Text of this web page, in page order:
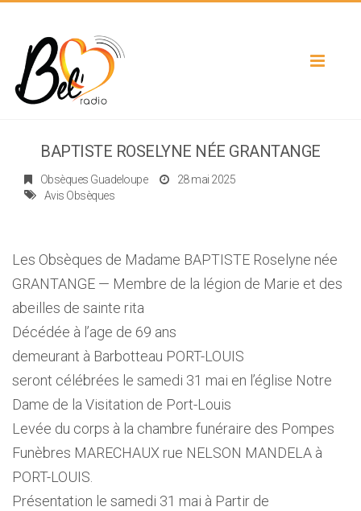
Toggle
BAPTISTE ROSELYNE NÉE GRANTANGE
Obsèques Guadeloupe
28 mai 2025
Avis Obsèques
Les Obsèques de Madame BAPTISTE Roselyne née
GRANTANGE — Membre de la légion de Marie et des
abeilles de sainte rita
Décédée à l’age de 69 ans
demeurant à Barbotteau PORT-LOUIS
seront célébrées le samedi 31 mai en l’église Notre
Dame de la Visitation de Port-Louis
Levée du corps à la chambre funéraire des Pompes
Funèbres MARECHAUX rue NELSON MANDELA à
PORT-LOUIS.
Présentation le samedi 31 mai à Partir de